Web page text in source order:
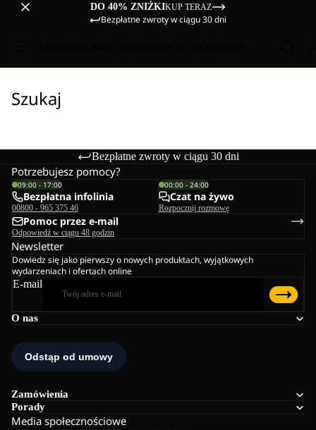
DO 40% ZNIŻKIKUP TERAZ
Bezpłatne zwroty w ciągu 30 dni
Szukaj
Bezpłatne zwroty w ciągu 30 dni
O nas
Zamówienia
Porady
Media społecznościowe
Potrzebujesz pomocy?
09:00 - 17:00
Bezpłatna infolinia
00800 - 965 375 46
00:00 - 24:00
Czat na żywo
Rozpocznij rozmowę
Pomoc przez e-mail
Odpowiedź w ciągu 48 godzin
Newsletter
Dowiedz się jako pierwszy o nowych produktach, wyjątkowych
wydarzeniach i ofertach online
E-mail